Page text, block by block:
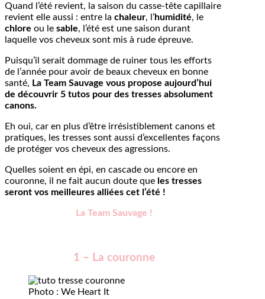
Quand l’été revient, la saison du casse-tête capillaire
revient elle aussi : entre la chaleur, l’humidité, le
chlore ou le sable, l’été est une saison durant
laquelle vos cheveux sont mis à rude épreuve.
Puisqu’il serait dommage de ruiner tous les efforts
de l’année pour avoir de beaux cheveux en bonne
santé, La Team Sauvage vous propose aujourd’hui
de découvrir 5 tutos pour des tresses absolument
canons.
Eh oui, car en plus d’être irrésistiblement canons et
pratiques, les tresses sont aussi d’excellentes façons
de protéger vos cheveux des agressions.
Quelles soient en épi, en cascade ou encore en
couronne, il ne fait aucun doute que les tresses
seront vos meilleures alliées cet l’été !
La Team Sauvage !
1 – La couronne
Photo : We Heart It